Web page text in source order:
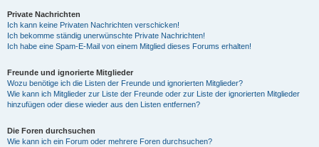
Private Nachrichten
Ich kann keine Privaten Nachrichten verschicken!
Ich bekomme ständig unerwünschte Private Nachrichten!
Ich habe eine Spam-E-Mail von einem Mitglied dieses Forums erhalten!
Freunde und ignorierte Mitglieder
Wozu benötige ich die Listen der Freunde und ignorierten Mitglieder?
Wie kann ich Mitglieder zur Liste der Freunde oder zur Liste der ignorierten Mitglieder
hinzufügen oder diese wieder aus den Listen entfernen?
Die Foren durchsuchen
Wie kann ich ein Forum oder mehrere Foren durchsuchen?